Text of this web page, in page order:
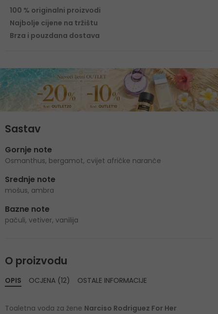
100 % originalni proizvodi
Najbolje cijene na tržištu
Brza i pouzdana dostava
Sastav
Gornje note
Osmanthus, bergamot, cvijet afričke naranče
Srednje note
mošus, ambra
Bazne note
pačuli, vetiver, vanilija
O proizvodu
OPIS
Toaletna voda za žene Narciso Rodriguez For Her
OCJENA (12) OSTALE INFORMACIJE